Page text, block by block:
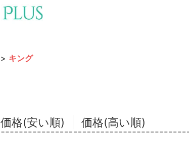
> キング
価格(安い順) 価格(高い順)